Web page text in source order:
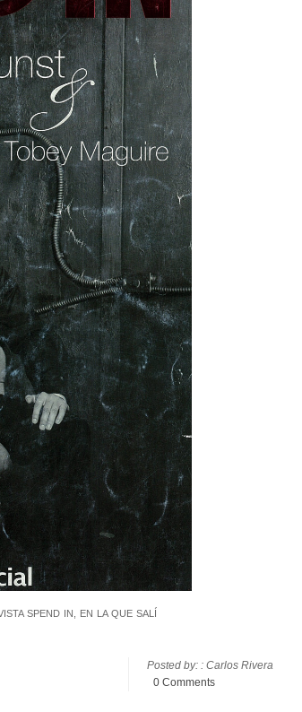
SPEND IN, EN LA QUE SALÍ
Posted by: : Carlos Rivera
0 Comments